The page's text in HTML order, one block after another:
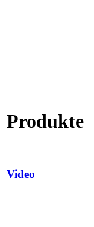
Produkte
Video